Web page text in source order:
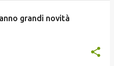
grandi novità